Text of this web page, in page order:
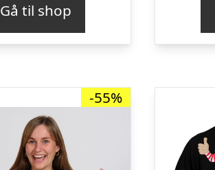
var:
kr. 249,00.kr. 89,95.
Gå til shop
-55%